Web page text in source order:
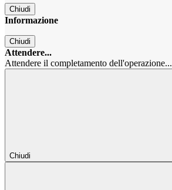
Chiudi
Informazione
Chiudi
Attendere...
Attendere il completamento dell'operazione...
Chiudi